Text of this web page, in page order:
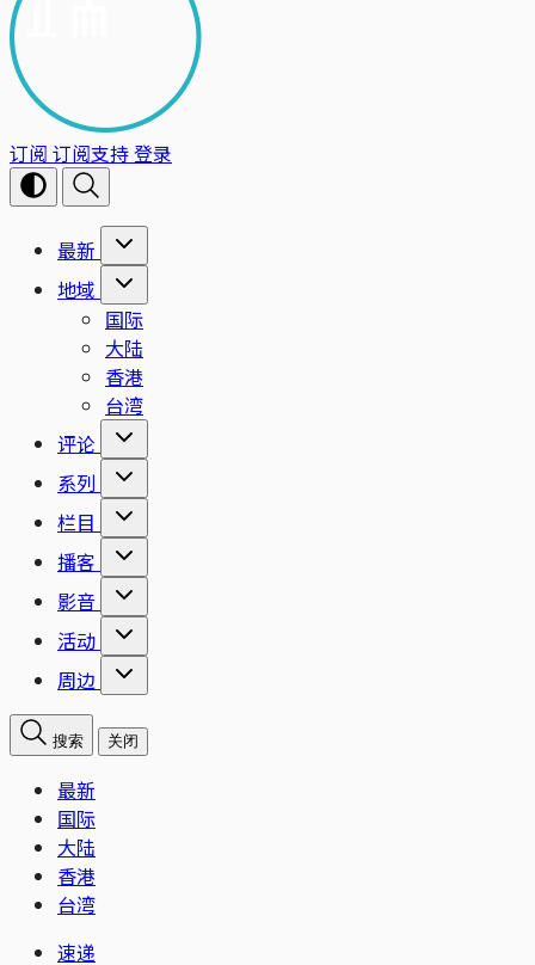
订阅 订阅支持登录
最新
地域
国际
大陆
香港
台湾
评论
系列
栏目
播客
影音
活动
周边
搜索 关闭
最新
国际
大陆
香港
台湾
速递